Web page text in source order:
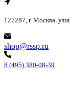
127287, г. Москва,
shop@rssp.ru
8 (495) 380-08-39